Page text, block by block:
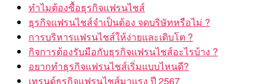
ธุรกิจแฟรนไชส์จำเป็นต้อง จดบริษัทหรือไม่ ?
การบริหารแฟรนไชส์ให้ง่ายและเติบโต ?
กิจการต้องรับมือกับธุรกิจแฟรนไชส์อะไรบ้าง ?
อยากทำธุรกิจแฟรนไชส์เริ่มแบบไหนดี?
เทรนด์ธุรกิจแฟรนไชส์มาแรง ปี 2567